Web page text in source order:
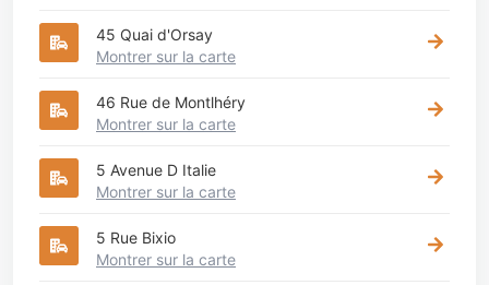
45 Quai d'Orsay
Montrer sur la carte
46 Rue de Montlhéry
Montrer sur la carte
5 Avenue D Italie
Montrer sur la carte
5 Rue Bixio
Montrer sur la carte